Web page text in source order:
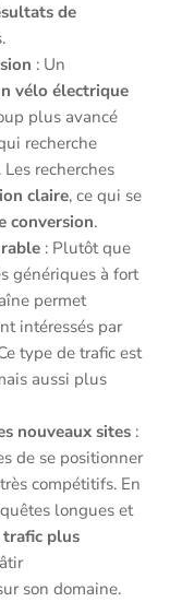
de
: Un
vélo électrique
plus avancé
recherche
. Les recherches
claire, ce qui se
conversion.
: Plutôt que
génériques à fort
permet
intéressés par
type de trafic est
aussi plus
nouveaux sites:
de se positionner
compétitifs. En
longues et
plus
son domaine.